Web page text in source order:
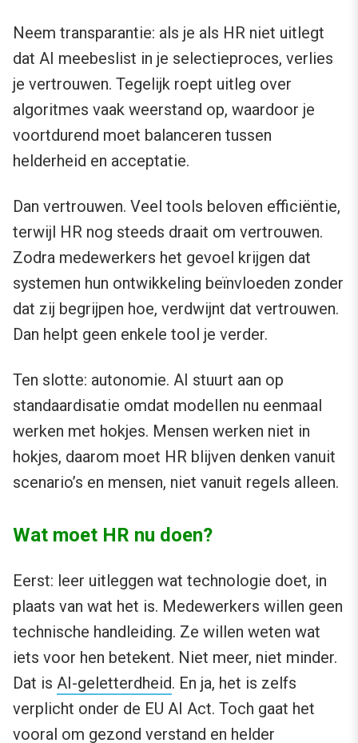
Neem transparantie: als je als HR niet uitlegt
dat AI meebeslist in je selectieproces, verlies
je vertrouwen. Tegelijk roept uitleg over
algoritmes vaak weerstand op, waardoor je
voortdurend moet balanceren tussen
helderheid en acceptatie.
Dan vertrouwen. Veel tools beloven efficiëntie,
terwijl HR nog steeds draait om vertrouwen.
Zodra medewerkers het gevoel krijgen dat
systemen hun ontwikkeling beïnvloeden zonder
dat zij begrijpen hoe, verdwijnt dat vertrouwen.
Dan helpt geen enkele tool je verder.
Ten slotte: autonomie. AI stuurt aan op
standaardisatie omdat modellen nu eenmaal
werken met hokjes. Mensen werken niet in
hokjes, daarom moet HR blijven denken vanuit
scenario’s en mensen, niet vanuit regels alleen.
Wat moet HR nu doen?
Eerst: leer uitleggen wat technologie doet, in
plaats van wat het is. Medewerkers willen geen
technische handleiding. Ze willen weten wat
iets voor hen betekent. Niet meer, niet minder.
Dat is AI-geletterdheid. En ja, het is zelfs
verplicht onder de EU AI Act. Toch gaat het
vooral om gezond verstand en helder